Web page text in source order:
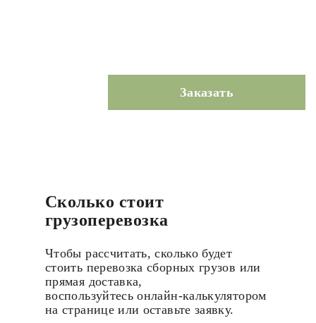
Заказать
Сколько стоит
грузоперевозка
Чтобы рассчитать, сколько будет
стоить перевозка сборных грузов или
прямая доставка,
воспользуйтесь онлайн-калькулятором
на странице или оставьте заявку.